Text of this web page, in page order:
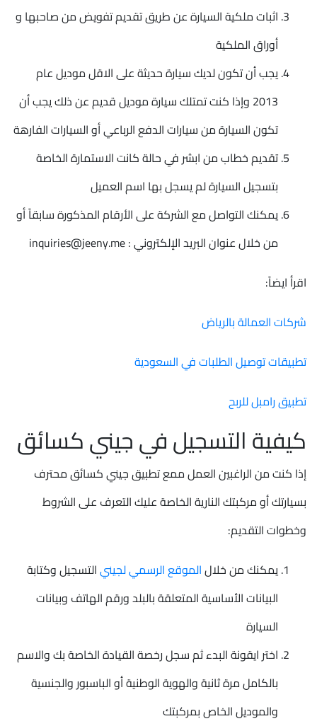
اثبات ملكية السيارة عن طريق تقديم تفويض من صاحبها و
أوراق الملكية
يجب أن تكون لديك سيارة حديثة على الاقل موديل عام
2013 وإذا كنت تمتلك سيارة موديل قديم عن ذلك يجب أن
تكون السيارة من سيارات الدفع الرباعي أو السيارات الفارهة
تقديم خطاب من ابشر في حالة كانت الاستمارة الخاصة
بتسجيل السيارة لم يسجل بها اسم العميل
يمكنك التواصل مع الشركة على الأرقام المذكورة سابقاً أو
من خلال عنوان البريد الإلكتروني :inquiries@jeeny.me
اقرأ ايضاً:
شركات العمالة بالرياض
تطبيقات توصيل الطلبات في السعودية
تطبيق رامبل للربح
كيفية التسجيل في جيني كسائق
إذا كنت من الراغبين العمل ممع تطبيق جيني كسائق محترف
بسيارتك أو مركبتك النارية الخاصة عليك التعرف على الشروط
وخطوات التقديم:
يمكنك من خلالالموقع الرسمي لجينيالتسجيل وكتابة
البيانات الأساسية المتعلقة بالبلد ورقم الهاتف وبيانات
السيارة
اختر ايقونة البدء ثم سجل رخصة القيادة الخاصة بك والاسم
بالكامل مرة ثانية والهوية الوطنية أو الباسبور والجنسية
والموديل الخاص بمركبتك